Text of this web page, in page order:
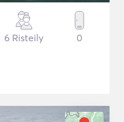
6 Risteily 0